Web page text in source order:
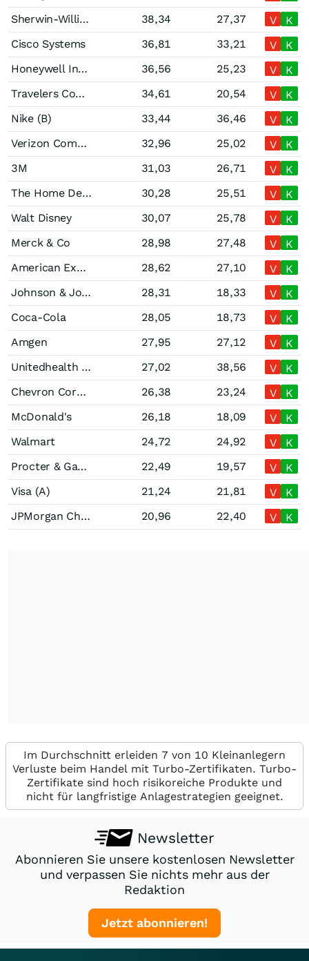
Sherwin-Williams
38,34 27,37 V
K
Cisco Systems
36,81 33,21 V
K
Honeywell International
36,56 25,23 V
K
Travelers Companies
34,61 20,54 V
K
Nike (B)
33,44 36,46 V
K
Verizon Communications
32,96 25,02 V
K
3M
31,03 26,71 V
K
The Home Depot
30,28 25,51 V
K
Walt Disney
30,07 25,78 V
K
Merck & Co
28,98 27,48 V
K
American Express
28,62 27,10 V
K
Johnson & Johnson
28,31 18,33 V
K
Coca-Cola
28,05 18,73 V
K
Amgen
27,95 27,12 V
K
Unitedhealth Group
27,02 38,56 V
K
Chevron Corporation
26,38 23,24 V
K
McDonald's
26,18 18,09 V
K
Walmart
24,72 24,92 V
K
Procter & Gamble
22,49 19,57 V
K
Visa (A)
21,24 21,81 V
K
JPMorgan Chase
20,96 22,40 V K
Im Durchschnitt erleiden 7 von 10 Kleinanlegern
Verluste beim Handel mit Turbo-Zertifikaten. Turbo-
Zertifikate sind hoch risikoreiche Produkte und
nicht für langfristige Anlagestrategien geeignet.
Newsletter
Abonnieren Sie unsere kostenlosen Newsletter
und verpassen Sie nichts mehr aus der
Redaktion
Jetzt abonnieren!